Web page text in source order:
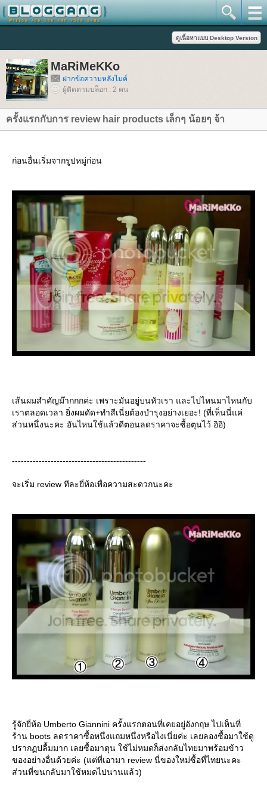
MaRiMeKKo
ฝากข้อความหลังไมค์
ผู้ติดตามบล็อก : 2 คน
ครั้งแรกกับการ review hair products เล็กๆ น้อยๆ จ้า
ก่อนอื่นเริ่มจากรูปหมู่ก่อน
เส้นผมสำคัญม๊ากกกค่ะ เพราะมันอยู่บนหัวเรา และไปไหนมาไหนกับ
เราตลอดเวลา ยิ่งผมดัด+ทำสีเนี่ยต้องบำรุงอย่างเยอะ! (ที่เห็นนี่แค่
ส่วนหนึ่งนะคะ อันไหนใช้แล้วดีตอนลดราคาจะซื้อตุนไว้ อิอิ)
---------------------------------------------
จะเริ่ม review ทีละยี่ห้อเพื่อความสะดวกนะคะ
รู้จักยี่ห้อ Umberto Giannini ครั้งแรกตอนที่เคยอยู่อังกฤษ ไปเห็นที่
ร้าน boots ลดราคาซื้อหนึ่งแถมหนึ่งหรือไงเนี่ยค่ะ เลยลองซื้อมาใช้ดู
ปรากฏปลื้มมาก เลยซื้อมาตุน ใช้ไม่หมดก็ส่งกลับไทยมาพร้อมข้าว
ของอย่างอื่นด้วยค่ะ (แต่ที่เอามา review นี่ของใหม่ซื้อที่ไทยนะคะ
ส่วนที่ขนกลับมาใช้หมดไปนานแล้ว)